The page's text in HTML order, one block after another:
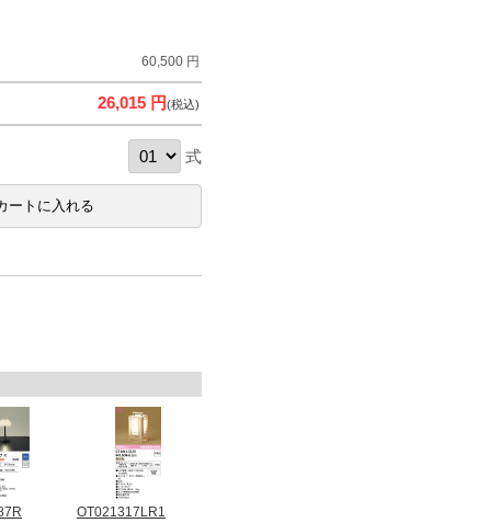
60,500 円
26,015 円(税込)
式
OT021317LR1